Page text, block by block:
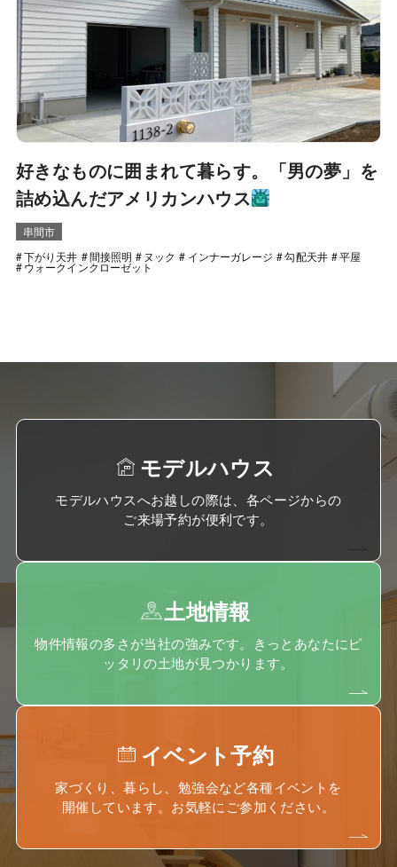
好きなものに囲まれて暮らす。「男の夢」を
詰め込んだアメリカンハウス
串間市
下がり天井
間接照明 ヌック インナーガレージ 勾配天井 平屋
ウォークインクローゼット
モデルハウス
モデルハウスへお越しの際は、各ページからの
ご来場予約が便利です。
土地情報
物件情報の多さが当社の強みです。きっとあなたにピ
ッタリの土地が見つかります。
イベント予約
家づくり、暮らし、勉強会など各種イベントを
開催しています。お気軽にご参加ください。